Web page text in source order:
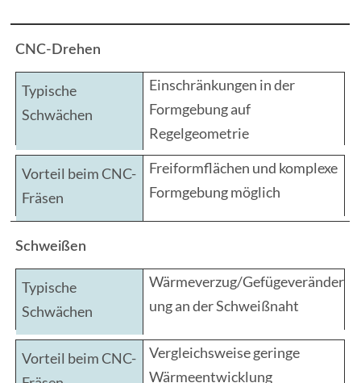
CNC-Drehen
Einschränkungen in der
Formgebung auf
Regelgeometrie
Freiformflächen und komplexe
Formgebung möglich
Schweißen
Wärmeverzug/Gefügeveränder
ung an der Schweißnaht
Vergleichsweise geringe
Wärmeentwicklung